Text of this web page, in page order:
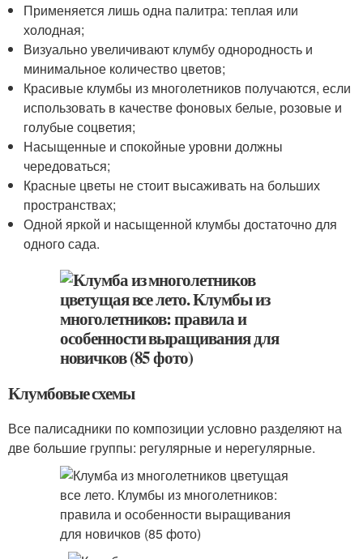
Применяется лишь одна палитра: теплая или
холодная;
Визуально увеличивают клумбу однородность и
минимальное количество цветов;
Красивые клумбы из многолетников получаются, если
использовать в качестве фоновых белые, розовые и
голубые соцветия;
Насыщенные и спокойные уровни должны
чередоваться;
Красные цветы не стоит высаживать на больших
пространствах;
Одной яркой и насыщенной клумбы достаточно для
одного сада.
Клумбовые схемы
Все палисадники по композиции условно разделяют на
две большие группы: регулярные и нерегулярные.